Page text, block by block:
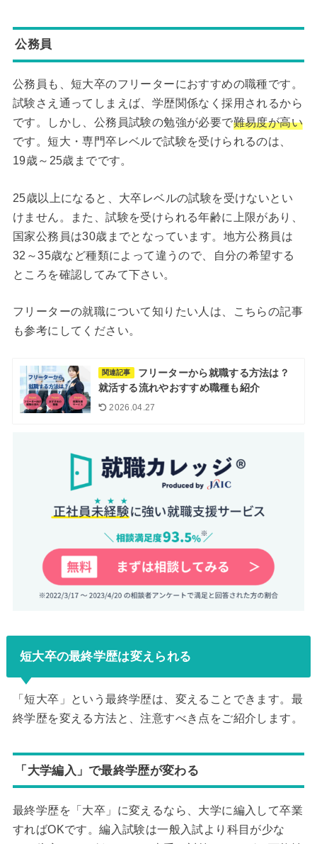
公務員
公務員も、短大卒のフリーターにおすすめの職種です。
試験さえ通ってしまえば、学歴関係なく採用されるから
です。しかし、公務員試験の勉強が必要で難易度が高い
です。短大・専門卒レベルで試験を受けられるのは、
19歳～25歳までです。
25歳以上になると、大卒レベルの試験を受けないとい
けません。また、試験を受けられる年齢に上限があり、
国家公務員は30歳までとなっています。地方公務員は
32～35歳など種類によって違うので、自分の希望する
ところを確認してみて下さい。
フリーターの就職について知りたい人は、こちらの記事
も参考にしてください。
関連記事
フリーターから就職する方法は？
就活する流れやおすすめ職種も紹介
2026.04.27
短大卒の最終学歴は変えられる
「短大卒」という最終学歴は、変えることできます。最
終学歴を変える方法と、注意すべき点をご紹介します。
「大学編入」で最終学歴が変わる
最終学歴を「大卒」に変えるなら、大学に編入して卒業
すればOKです。編入試験は一般入試より科目が少な